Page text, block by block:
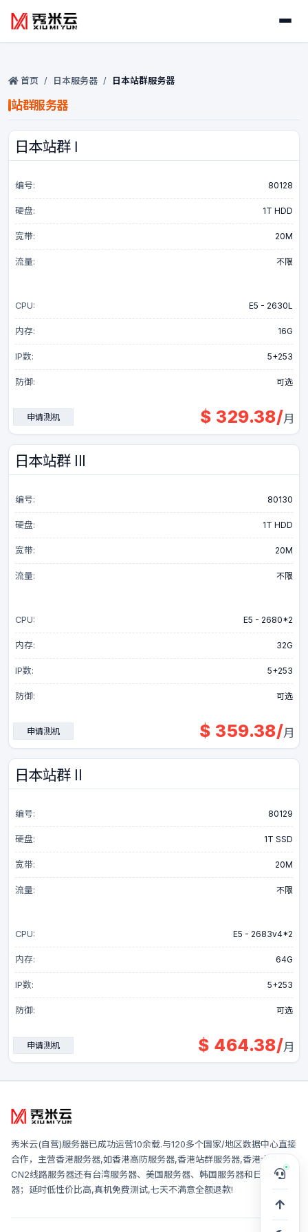
热销机型
物理服务器
站群服务器
站群服务器
云站群服务器
云服务器
香港-优化线路
香港-国际线路
台湾-优化线路
台湾-国际线路
GPU服务器
大带宽服务器
高防服务器
CDN加速防御
首页 / 日本服务器 / 日本站群服务器
站群服务器
日本站群 Ⅰ
编号: 80128
硬盘: 1T HDD
宽带: 20M
流量: 不限
CPU: E5 - 2630L
内存: 16G
IP数: 5+253
防御: 可选
申请测机 $ 329.38/月
日本站群 III
编号: 80130
硬盘: 1T HDD
宽带: 20M
流量: 不限
CPU: E5 - 2680*2
内存: 32G
IP数: 5+253
防御: 可选
申请测机 $ 359.38/月
日本站群 II
编号: 80129
硬盘: 1T SSD
宽带: 20M
流量: 不限
CPU: E5 - 2683v4*2
内存: 64G
IP数: 5+253
防御: 可选
申请测机 $ 464.38/月
秀米云(自营)服务器已成功运营10余载.与120多个国家/地区数据中心直接
合作，主营香港服务器,如香港高防服务器,香港站群服务器,香港大带宽
CN2线路服务器还有台湾服务器、美国服务器、韩国服务器和日本服务
器；延时低性价比高,真机免费测试,七天不满意全额退款!